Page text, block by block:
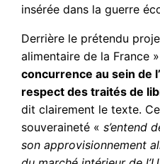
insérée dans la guerre
Derrière le prétendu
alimentaire de la France »
concurrence au sein de
respect des traités de
dit clairement le texte.
souveraineté «s’entend
son approvisionnement